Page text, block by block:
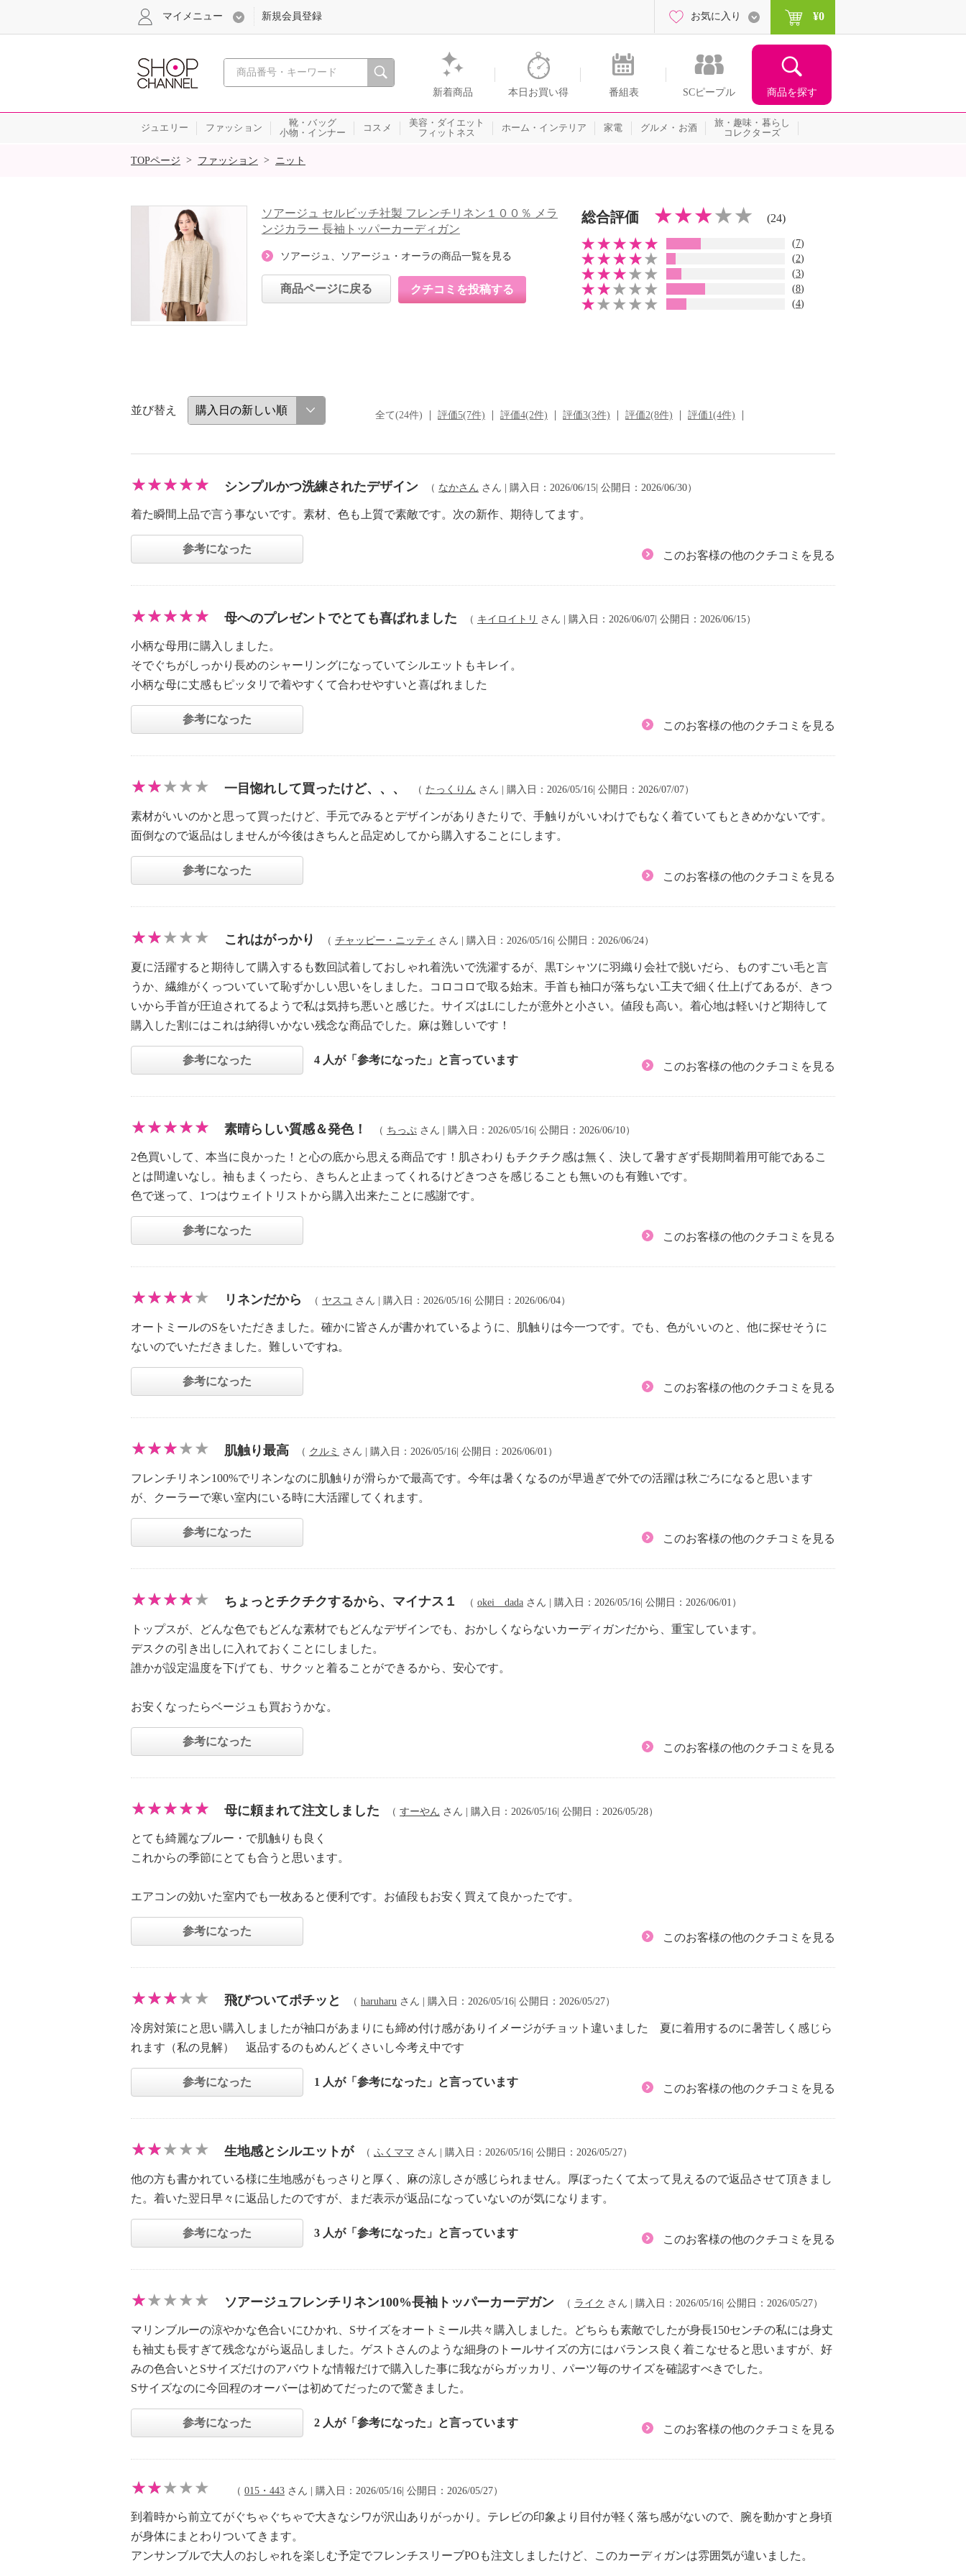
心おどる、瞬間を。通販・テレビショッピングのショップチャンネル
新着商品 本日お買い得 番組表 SCピープル 商品を探す
マイメニュー 新規会員登録 お気に入り ¥0
ジュエリー ファッション
靴・バッグ
小物・インナー
コスメ
美容・ダイエット
フィットネス
ホーム・インテリア 家電 グルメ・お酒
旅・趣味・暮らし
コレクターズ
SALE
TOPページ > ファッション > ニット
ソアージュ セルビッチ社製 フレンチリネン１００％ メラ
ンジカラー 長袖トッパーカーディガン
ソアージュ、ソアージュ・オーラの商品一覧を見る
商品ページに戻る クチコミを投稿する
総合評価 (24)
(7)
(2)
(3)
(8)
(4)
並び替え 全て(24件) 評価5(7件) 評価4(2件) 評価3(3件) 評価2(8件) 評価1(4件)
シンプルかつ洗練されたデザイン （ なかさん さん | 購入日：2026/06/15| 公開日：2026/06/30）
着た瞬間上品で言う事ないです。素材、色も上質で素敵です。次の新作、期待してます。
参考になった
このお客様の他のクチコミを見る
母へのプレゼントでとても喜ばれました （ キイロイトリ さん | 購入日：2026/06/07| 公開日：2026/06/15）
小柄な母用に購入しました。
そでぐちがしっかり長めのシャーリングになっていてシルエットもキレイ。
小柄な母に丈感もピッタリで着やすくて合わせやすいと喜ばれました
参考になった
このお客様の他のクチコミを見る
一目惚れして買ったけど、、、 （ たっくりん さん | 購入日：2026/05/16| 公開日：2026/07/07）
素材がいいのかと思って買ったけど、手元でみるとデザインがありきたりで、手触りがいいわけでもなく着ていてもときめかないです。
面倒なので返品はしませんが今後はきちんと品定めしてから購入することにします。
参考になった
このお客様の他のクチコミを見る
これはがっかり （ チャッピー・ニッティ さん | 購入日：2026/05/16| 公開日：2026/06/24）
夏に活躍すると期待して購入するも数回試着しておしゃれ着洗いで洗濯するが、黒Tシャツに羽織り会社で脱いだら、ものすごい毛と言
うか、繊維がくっついていて恥ずかしい思いをしました。コロコロで取る始末。手首も袖口が落ちない工夫で細く仕上げてあるが、きつ
いから手首が圧迫されてるようで私は気持ち悪いと感じた。サイズはLにしたが意外と小さい。値段も高い。着心地は軽いけど期待して
購入した割にはこれは納得いかない残念な商品でした。麻は難しいです！
参考になった 4 人が「参考になった」と言っています
このお客様の他のクチコミを見る
素晴らしい質感＆発色！ （ ちっぷ さん | 購入日：2026/05/16| 公開日：2026/06/10）
2色買いして、本当に良かった！と心の底から思える商品です！肌さわりもチクチク感は無く、決して暑すぎず長期間着用可能であるこ
とは間違いなし。袖もまくったら、きちんと止まってくれるけどきつさを感じることも無いのも有難いです。
色で迷って、1つはウェイトリストから購入出来たことに感謝です。
参考になった
このお客様の他のクチコミを見る
リネンだから （ ヤスコ さん | 購入日：2026/05/16| 公開日：2026/06/04）
オートミールのSをいただきました。確かに皆さんが書かれているように、肌触りは今一つです。でも、色がいいのと、他に探せそうに
ないのでいただきました。難しいですね。
参考になった
このお客様の他のクチコミを見る
肌触り最高 （ クルミ さん | 購入日：2026/05/16| 公開日：2026/06/01）
フレンチリネン100%でリネンなのに肌触りが滑らかで最高です。今年は暑くなるのが早過ぎで外での活躍は秋ごろになると思います
が、クーラーで寒い室内にいる時に大活躍してくれます。
参考になった
このお客様の他のクチコミを見る
ちょっとチクチクするから、マイナス１ （ okei dada さん | 購入日：2026/05/16| 公開日：2026/06/01）
トップスが、どんな色でもどんな素材でもどんなデザインでも、おかしくならないカーディガンだから、重宝しています。
デスクの引き出しに入れておくことにしました。
誰かが設定温度を下げても、サクッと着ることができるから、安心です。
お安くなったらベージュも買おうかな。
参考になった
このお客様の他のクチコミを見る
母に頼まれて注文しました （ すーやん さん | 購入日：2026/05/16| 公開日：2026/05/28）
とても綺麗なブルー・で肌触りも良く
これからの季節にとても合うと思います。
エアコンの効いた室内でも一枚あると便利です。お値段もお安く買えて良かったです。
参考になった
このお客様の他のクチコミを見る
飛びついてポチッと （ haruharu さん | 購入日：2026/05/16| 公開日：2026/05/27）
冷房対策にと思い購入しましたが袖口があまりにも締め付け感がありイメージがチョット違いました 夏に着用するのに暑苦しく感じら
れます（私の見解） 返品するのもめんどくさいし今考え中です
参考になった 1 人が「参考になった」と言っています
このお客様の他のクチコミを見る
生地感とシルエットが （ ふくママ さん | 購入日：2026/05/16| 公開日：2026/05/27）
他の方も書かれている様に生地感がもっさりと厚く、麻の涼しさが感じられません。厚ぼったくて太って見えるので返品させて頂きまし
た。着いた翌日早々に返品したのですが、まだ表示が返品になっていないのが気になります。
参考になった 3 人が「参考になった」と言っています
このお客様の他のクチコミを見る
ソアージュフレンチリネン100%長袖トッパーカーデガン （ ライク さん | 購入日：2026/05/16| 公開日：2026/05/27）
マリンブルーの涼やかな色合いにひかれ、Sサイズをオートミール共々購入しました。どちらも素敵でしたが身長150センチの私には身丈
も袖丈も長すぎて残念ながら返品しました。ゲストさんのような細身のトールサイズの方にはバランス良く着こなせると思いますが、好
みの色合いとSサイズだけのアバウトな情報だけで購入した事に我ながらガッカリ、パーツ毎のサイズを確認すべきでした。
Sサイズなのに今回程のオーバーは初めてだったので驚きました。
参考になった 2 人が「参考になった」と言っています
このお客様の他のクチコミを見る
（ 015・443 さん | 購入日：2026/05/16| 公開日：2026/05/27）
到着時から前立てがぐちゃぐちゃで大きなシワが沢山ありがっかり。テレビの印象より目付が軽く落ち感がないので、腕を動かすと身頃
が身体にまとわりついてきます。
アンサンブルで大人のおしゃれを楽しむ予定でフレンチスリーブPOも注文しましたけど、このカーディガンは雰囲気が違いました。